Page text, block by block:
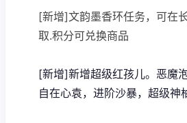
[新增]文韵墨香环任务，可在
取.积分可兑换商品
[新增]新增超级红孩儿。恶魔
自在心袁，进阶沙暴，超级神